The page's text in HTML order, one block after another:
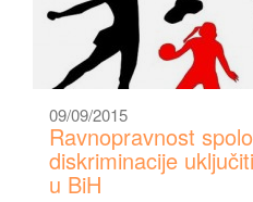
09/09/2015
Ravnopravnost
diskriminacije
u BiH